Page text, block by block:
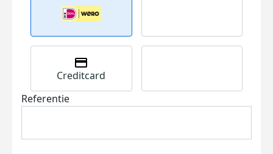
Creditcard
Referentie